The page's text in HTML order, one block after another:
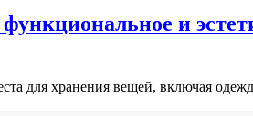
и
для хранения вещей, включая